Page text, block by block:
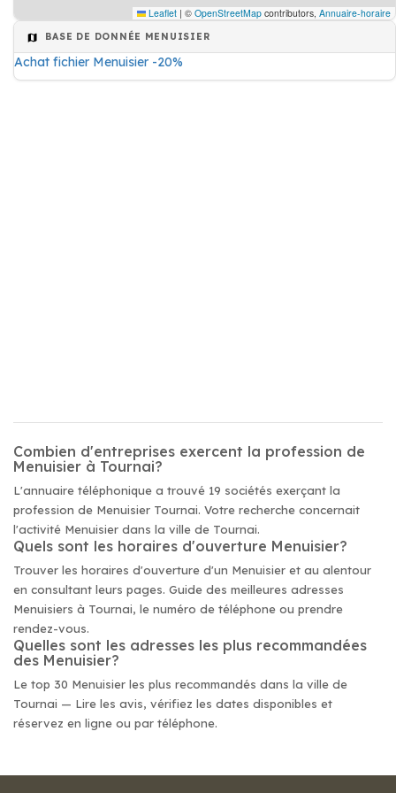
Leaflet | © OpenStreetMap contributors, Annuaire-horaire
BASE DE DONNÉE MENUISIER
Achat fichier Menuisier -20%
Combien d'entreprises exercent la profession de
Menuisier à Tournai?
L'annuaire téléphonique a trouvé 19 sociétés exerçant la
profession de Menuisier Tournai. Votre recherche concernait
l'activité Menuisier dans la ville de Tournai.
Quels sont les horaires d'ouverture Menuisier?
Trouver les horaires d'ouverture d'un Menuisier et au alentour
en consultant leurs pages. Guide des meilleures adresses
Menuisiers à Tournai, le numéro de téléphone ou prendre
rendez-vous.
Quelles sont les adresses les plus recommandées
des Menuisier?
Le top 30 Menuisier les plus recommandés dans la ville de
Tournai — Lire les avis, vérifiez les dates disponibles et
réservez en ligne ou par téléphone.